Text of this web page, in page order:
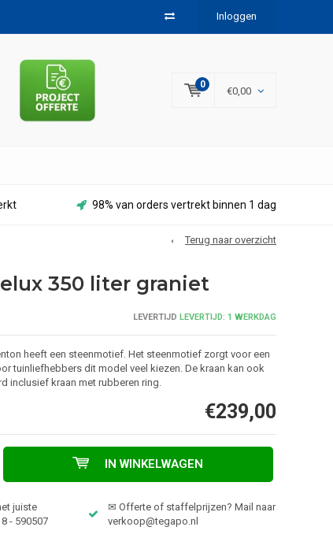
Inloggen
0
€0,00
98% van orders vertrekt binnen 1 dag
Terug naar overzicht
350 liter graniet
LEVERTIJD LEVERTIJD: 1 WERKDAG
heeft een steenmotief. Het steenmotief zorgt voor een
tuinliefhebbers dit model veel kiezen. De kraan kan ook
inclusief kraan met rubberen ring.
€239,00
IN WINKELWAGEN
juiste
- 590507
✉ Offerte of staffelprijzen? Mail naar
verkoop@tegapo.nl